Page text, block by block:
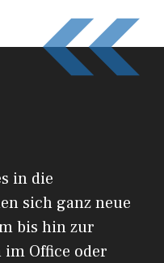
in die
sich ganz neue
bis hin zur
im Office oder